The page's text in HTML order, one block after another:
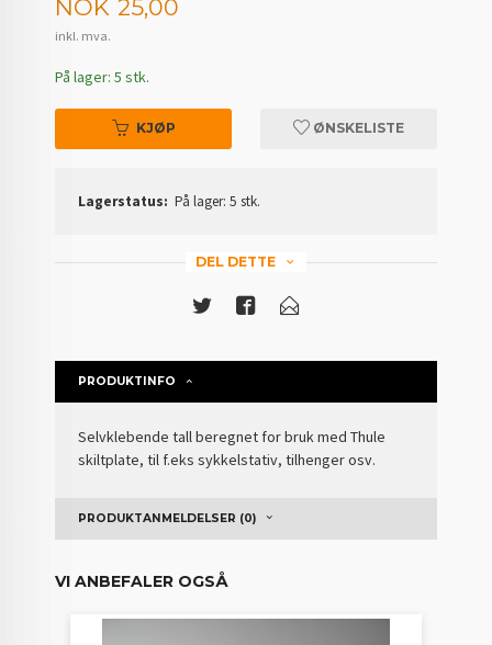
Pris
NOK 25,00
inkl. mva.
På lager: 5 stk.
KJØP ØNSKELISTE
Lagerstatus: På lager: 5 stk.
DEL DETTE
PRODUKTINFO
Selvklebende tall beregnet for bruk med Thule
skiltplate, til f.eks sykkelstativ, tilhenger osv.
PRODUKTANMELDELSER (0)
VI ANBEFALER OGSÅ